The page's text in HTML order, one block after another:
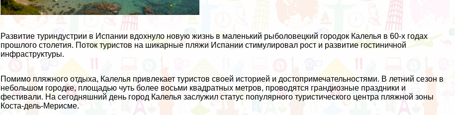
Развитие туриндустрии в Испании вдохнуло новую жизнь в маленький рыболовецкий городок Калелья в 60-х годах
прошлого столетия. Поток туристов на шикарные пляжи Испании стимулировал рост и развитие гостиничной
инфраструктуры.
Помимо пляжного отдыха, Калелья привлекает туристов своей историей и достопримечательностями. В летний сезон в
небольшом городке, площадью чуть более восьми квадратных метров, проводятся грандиозные праздники и
фестивали. На сегодняшний день город Калелья заслужил статус популярного туристического центра пляжной зоны
Коста-дель-Мерисме.